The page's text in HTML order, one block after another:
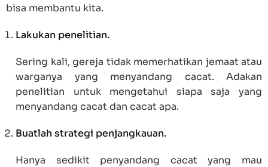
bisa membantu kita.
Lakukan penelitian.
Sering kali, gereja tidak memerhatikan jemaat atau
warganya yang menyandang cacat. Adakan
penelitian untuk mengetahui siapa saja yang
menyandang cacat dan cacat apa.
Buatlah strategi penjangkauan.
Hanya sedikit penyandang cacat yang mau